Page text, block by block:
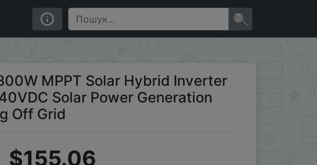
Solar Power Generation System RV Camping Off Grid
MPPT Solar Hybrid Inverter
Solar Power Generation
Off Grid
$155.06